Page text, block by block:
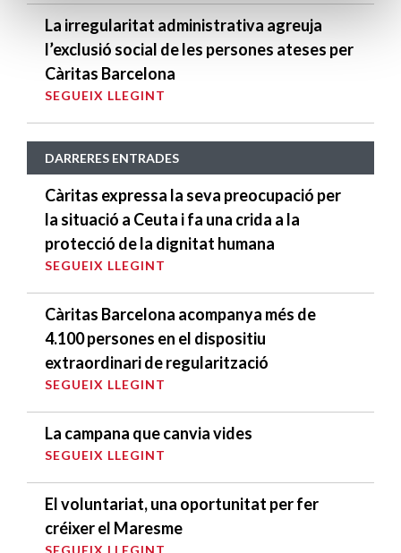
La irregularitat administrativa agreuja
l’exclusió social de les persones ateses per
Càritas Barcelona
SEGUEIX LLEGINT
DARRERES ENTRADES
Càritas expressa la seva preocupació per
la situació a Ceuta i fa una crida a la
protecció de la dignitat humana
SEGUEIX LLEGINT
Càritas Barcelona acompanya més de
4.100 persones en el dispositiu
extraordinari de regularització
SEGUEIX LLEGINT
La campana que canvia vides
SEGUEIX LLEGINT
El voluntariat, una oportunitat per fer
créixer el Maresme